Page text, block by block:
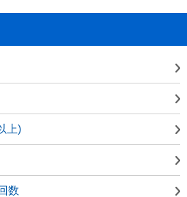
上)
数